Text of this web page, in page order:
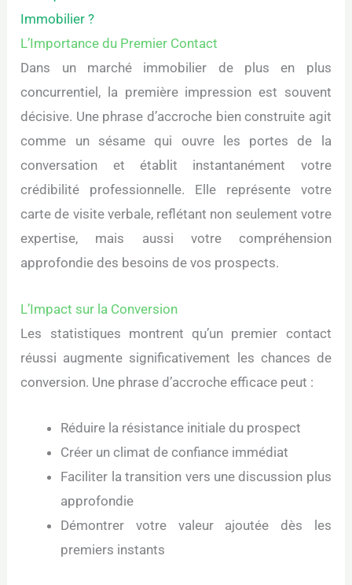
Immobilier ?
L’Importance du Premier Contact
Dans un marché immobilier de plus en plus
concurrentiel, la première impression est souvent
décisive. Une phrase d’accroche bien construite agit
comme un sésame qui ouvre les portes de la
conversation et établit instantanément votre
crédibilité professionnelle. Elle représente votre
carte de visite verbale, reflétant non seulement votre
expertise, mais aussi votre compréhension
approfondie des besoins de vos prospects.
L’Impact sur la Conversion
Les statistiques montrent qu’un premier contact
réussi augmente significativement les chances de
conversion. Une phrase d’accroche efficace peut :
Réduire la résistance initiale du prospect
Créer un climat de confiance immédiat
Faciliter la transition vers une discussion plus
approfondie
Démontrer votre valeur ajoutée dès les
premiers instants